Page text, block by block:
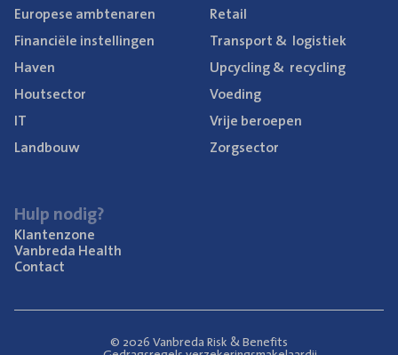
Euro­pe­se ambtenaren
Finan­ci­ë­le instellingen
Haven
Hout­sec­tor
IT
Land­bouw
Retail
Trans­port& logistiek
Upcy­cling& recycling
Voe­ding
Vrije beroe­pen
Zorg­sec­tor
Hulp nodig?
Klan­ten­zo­ne
Van­b­re­da Health
Con­tact
© 2026 Vanbreda Risk & Benefits